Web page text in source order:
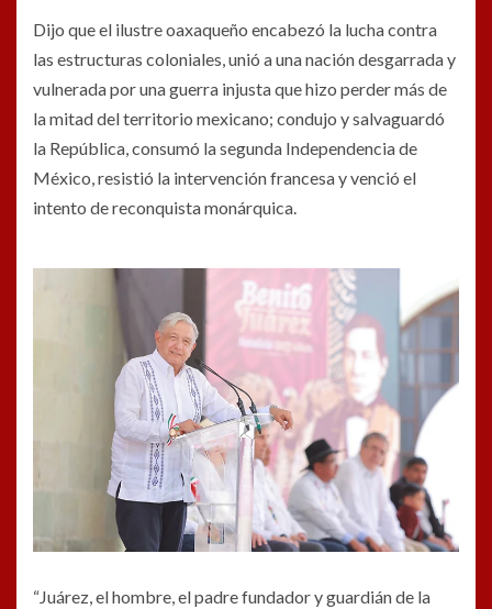
Dijo que el ilustre oaxaqueño encabezó la lucha contra
las estructuras coloniales, unió a una nación desgarrada y
vulnerada por una guerra injusta que hizo perder más de
la mitad del territorio mexicano; condujo y salvaguardó
la República, consumó la segunda Independencia de
México, resistió la intervención francesa y venció el
intento de reconquista monárquica.
“Juárez, el hombre, el padre fundador y guardián de la